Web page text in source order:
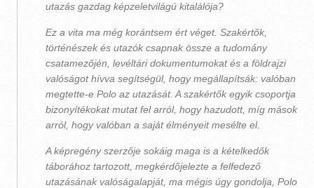
utazás gazdag képzeletvilágú kitalálója?
Ez a vita ma még korántsem ért véget. Szakértők,
történészek és utazók csapnak össze a tudomány
csatamezőjén, levéltári dokumentumokat és a földrajzi
valóságot hívva segítségül, hogy megállapítsák: valóban
megtette-e Polo az utazását. A szakértők egyik csoportja
bizonyítékokat mutat fel arról, hogy hazudott, míg mások
arról, hogy valóban a saját élményeit mesélte el.
A képregény szerzője sokáig maga is a kételkedők
táborához tartozott, megkérdőjelezte a felfedező
utazásának valóságalapját, ma mégis úgy gondolja, Polo